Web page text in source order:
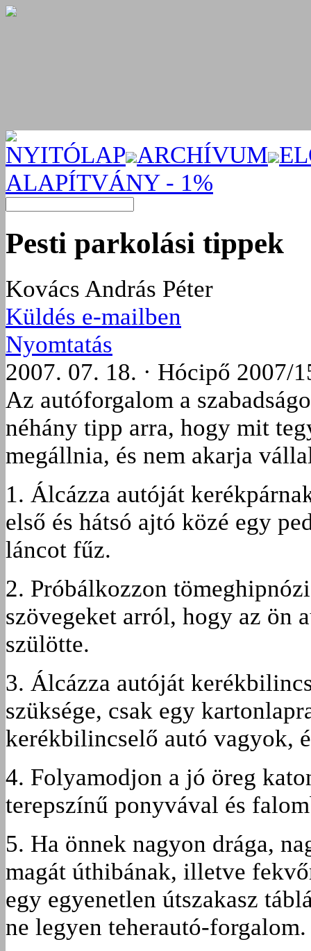
NYITÓLAP ARCHÍVUM
ALAPÍTVÁNY - 1%
Pesti parkolási tippek
Kovács András Péter
Küldés e-mailben
Nyomtatás
2007. 07. 18. · Hócipő 2007/
Az autóforgalom a
néhány tipp arra, hogy mit
megállnia, és nem akarja
1. Álcázza autóját
első és hátsó ajtó közé egy
láncot fűz.
2. Próbálkozzon
szövegeket arról, hogy az ön
szülötte.
3. Álcázza autóját
szüksége, csak egy
kerékbilincselő autó vagyok,
4. Folyamodjon a jó öreg
terepszínű ponyvával és
5. Ha önnek nagyon drága,
magát úthibának, illetve
egy egyenetlen útszakasz
ne legyen teherautó-forgalom.